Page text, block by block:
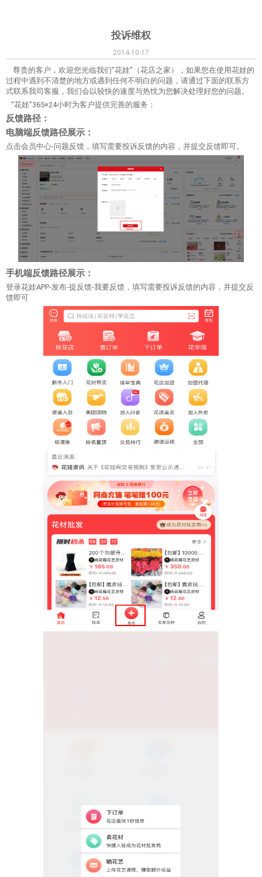
投诉维权
2014-10-17
尊贵的客户，欢迎您光临我们“花娃”（花店之家），如果您在使用花娃的
过程中遇到不清楚的地方或遇到任何不明白的问题，请通过下面的联系方
式联系我司客服，我们会以较快的速度与热忱为您解决处理好您的问题。
“花娃”365×24小时为客户提供完善的服务：
反馈路径：
电脑端反馈路径展示：
点击会员中心-问题反馈，填写需要投诉反馈的内容，并提交反馈即可。
手机端反馈路径展示：
登录花娃APP-发布-提反馈-我要反馈，填写需要投诉反馈的内容，并提交反
馈即可